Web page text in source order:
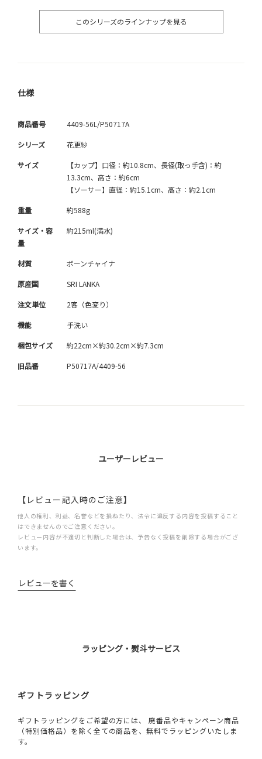
このシリーズのラインナップを見る
仕様
商品番号 4409-56L/P50717A
シリーズ 花更紗
サイズ
【カップ】口径：約10.8cm、長径(取っ手含)：約
13.3cm、高さ：約6cm
【ソーサー】直径：約15.1cm、高さ：約2.1cm
重量 約588g
サイズ・容
量
約215ml(満水)
材質 ボーンチャイナ
原産国 SRI LANKA
注文単位 2客（色変り）
機能 手洗い
梱包サイズ 約22cm×約30.2cm×約7.3cm
旧品番 P50717A/4409-56
ユーザーレビュー
【レビュー記入時のご注意】
他人の権利、利益、名誉などを損ねたり、法令に違反する内容を投稿すること
はできませんのでご注意ください。
レビュー内容が不適切と判断した場合は、予告なく投稿を削除する場合がござ
います。
レビューを書く
ラッピング・熨斗サービス
ギフトラッピング
ギフトラッピングをご希望の方には、 廃番品やキャンペーン商品
（特別価格品）を除く全ての商品を、無料でラッピングいたしま
す。